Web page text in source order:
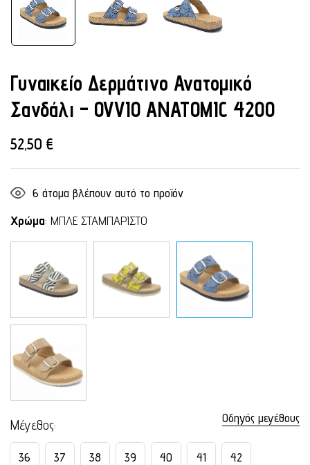
Γυναικείο Δερμάτινο Ανατομικό
Σανδάλι – OVVIO ANATOMIC 4200
52,50 €
6 άτομα βλέπουν αυτό το προϊόν
Χρώμα: ΜΠΛΕ ΣΤΑΜΠΑΡΙΣΤΟ
Οδηγός μεγέθους
Μέγεθος
36 37 38 39 40 41 42